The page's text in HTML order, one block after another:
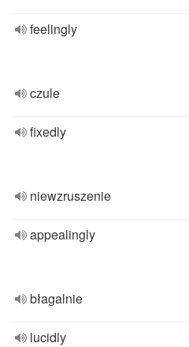
feelingly
czule
fixedly
niewzruszenie
appealingly
błagalnie
lucidly